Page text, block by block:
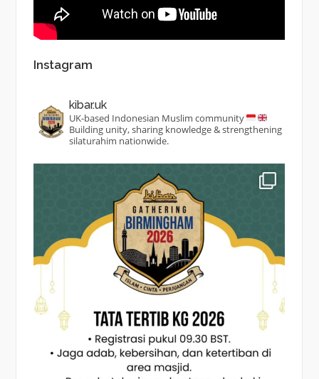
Instagram
kibar.uk
UK-based Indonesian Muslim community
Building unity, sharing knowledge & strengthening
silaturahim nationwide.